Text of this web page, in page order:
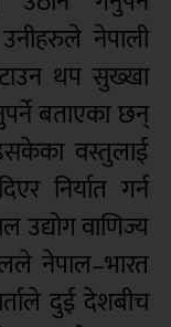
नेपाली
थप सुख्खा
बताएका छन्
वस्तुलाई
निर्यात गर्न
उद्योग वाणिज्य
नेपाल–भारत
दुई देशबीच